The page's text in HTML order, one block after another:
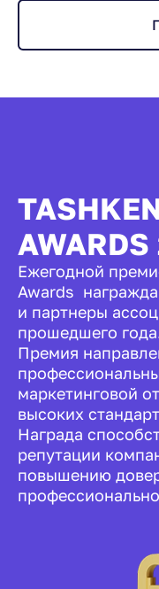
Ежегодной
Awards
и партнеры
прошедшего
Премия
маркетинговой
высоких
Награда
репутации
повышению